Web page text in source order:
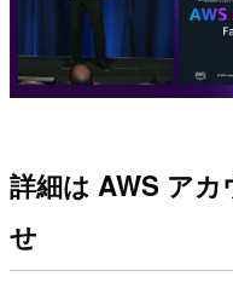
詳細は AWS ア
せ